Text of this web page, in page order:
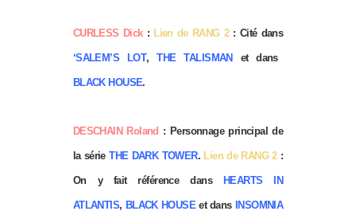
CURLESS Dick: Lien de RANG 2: Cité dans
‘SALEM’S LOT,THE TALISMAN et dans
BLACK HOUSE.
DESCHAIN Roland : Personnage principal de
la sérieTHE DARK TOWER. Lien de RANG 2:
On y fait référence dans HEARTS IN
ATLANTIS, BLACK HOUSEet dans INSOMNIA